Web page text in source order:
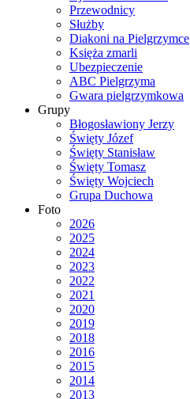
Przewodnicy
Służby
Diakoni na Pielgrzymce
Księża zmarli
Ubezpieczenie
ABC Pielgrzyma
Gwara pielgrzymkowa
Grupy
Błogosławiony Jerzy
Święty Józef
Święty Stanisław
Święty Tomasz
Święty Wojciech
Grupa Duchowa
Foto
2026
2025
2024
2023
2022
2021
2020
2019
2018
2016
2015
2014
2013